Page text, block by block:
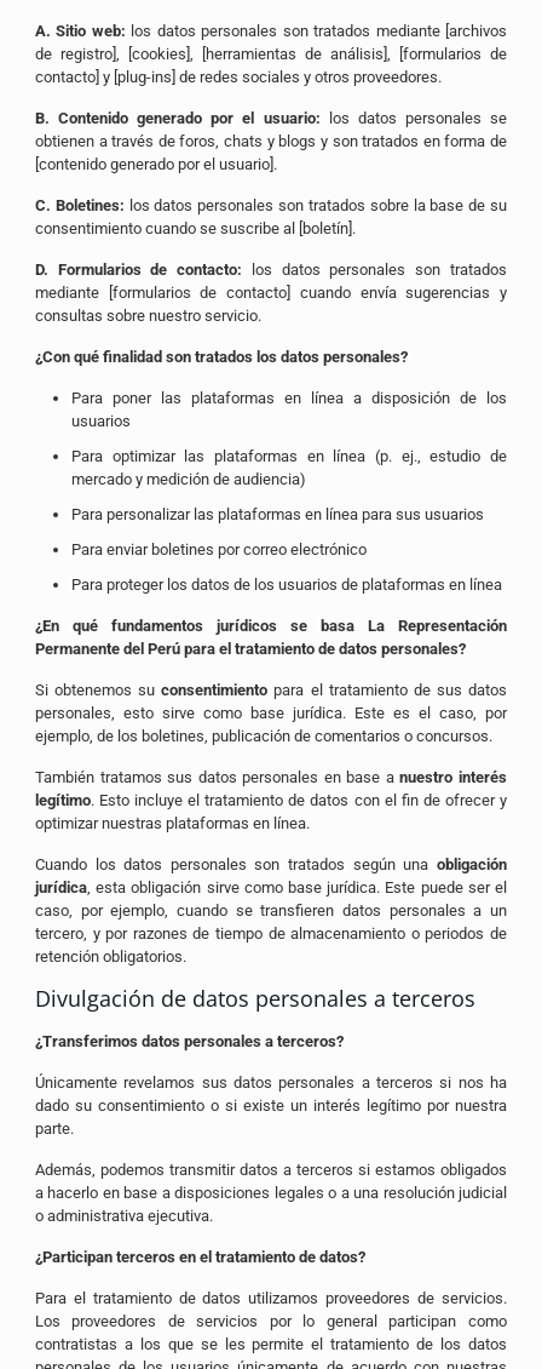
A. Sitio web: los datos personales son tratados mediante [archivos
de registro], [cookies], [herramientas de análisis], [formularios de
contacto] y [plug-ins] de redes sociales y otros proveedores.
B. Contenido generado por el usuario:
los datos personales se
obtienen a través de foros, chats y blogs y son tratados en forma de
[contenido generado por el usuario].
C. Boletines: los datos personales son tratados sobre la base de su
consentimiento cuando se suscribe al [boletín].
D. Formularios de contacto:
los datos personales son tratados
mediante [formularios de contacto] cuando envía sugerencias y
consultas sobre nuestro servicio.
¿Con qué finalidad son tratados los datos personales?
Para poner las plataformas en línea a disposición de los
usuarios
Para optimizar las plataformas en línea (p. ej., estudio de
mercado y medición de audiencia)
Para personalizar las plataformas en línea para sus usuarios
Para enviar boletines por correo electrónico
Para proteger los datos de los usuarios de plataformas en línea
¿En qué fundamentos jurídicos se basa La Representación
Permanente del Perú para el tratamiento de datos personales?
Si obtenemos suconsentimiento para el tratamiento de sus datos
personales, esto sirve como base jurídica. Este es el caso, por
ejemplo, de los boletines, publicación de comentarios o concursos.
También tratamos sus datos personales en base anuestro interés
legítimo. Esto incluye el tratamiento de datos con el fin de ofrecer y
optimizar nuestras plataformas en línea.
Cuando los datos personales son tratados según una obligación
jurídica, esta obligación sirve como base jurídica. Este puede ser el
caso, por ejemplo, cuando se transfieren datos personales a un
tercero, y por razones de tiempo de almacenamiento o periodos de
retención obligatorios.
Divulgación de datos personales a terceros
¿Transferimos datos personales a terceros?
Únicamente revelamos sus datos personales a terceros si nos ha
dado su consentimiento o si existe un interés legítimo por nuestra
parte.
Además, podemos transmitir datos a terceros si estamos obligados
a hacerlo en base a disposiciones legales o a una resolución judicial
o administrativa ejecutiva.
¿Participan terceros en el tratamiento de datos?
Para el tratamiento de datos utilizamos proveedores de servicios.
Los proveedores de servicios por lo general participan como
contratistas a los que se les permite el tratamiento de los datos